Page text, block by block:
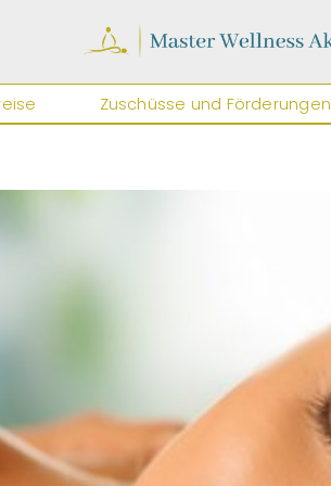
Zuschüsse und Förderungen